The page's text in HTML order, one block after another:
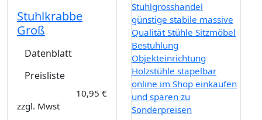
Stuhlkrabbe
Groß
Datenblatt
Preisliste
10,95 €
zzgl. Mwst